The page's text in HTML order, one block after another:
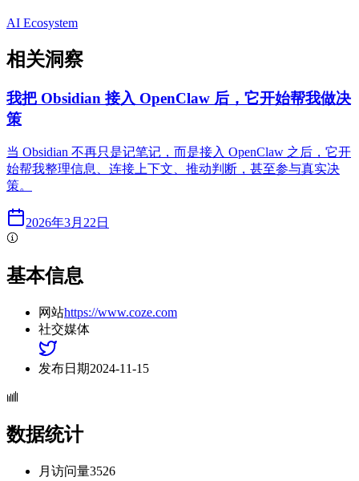
AI Ecosystem
相关洞察
我把 Obsidian 接入 OpenClaw 后，它开始帮我做决
策
当 Obsidian 不再只是记笔记，而是接入 OpenClaw 之后，它开
始帮我整理信息、连接上下文、推动判断，甚至参与真实决
策。
2026年3月22日
基本信息
网站https://www.coze.com
社交媒体
发布日期2024-11-15
数据统计
月访问量3526